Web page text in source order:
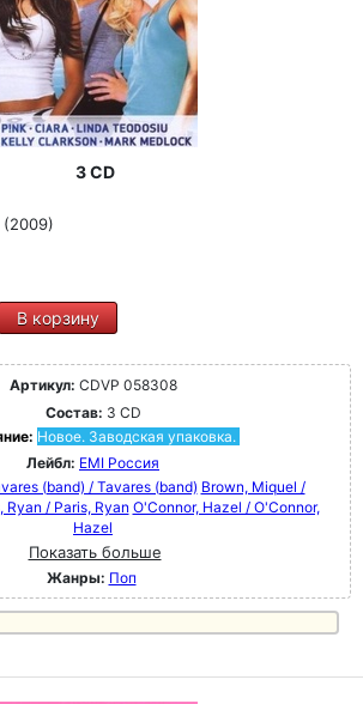
3 CD
(2009)
В корзину
Артикул: CDVP 058308
Состав: 3 CD
Новое. Заводская упаковка.
Лейбл: EMI Россия
(band) / Tavares (band) Brown, Miquel /
Ryan / Paris, Ryan O'Connor, Hazel / O'Connor,
Hazel
Показать больше
Жанры: Поп